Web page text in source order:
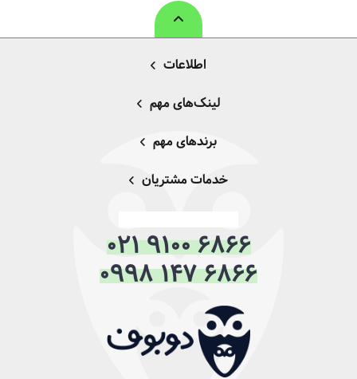
اطلاعات
لینک‌های مهم
برندهای مهم
خدمات مشتریان
021 9100 6866
0998 147 6866